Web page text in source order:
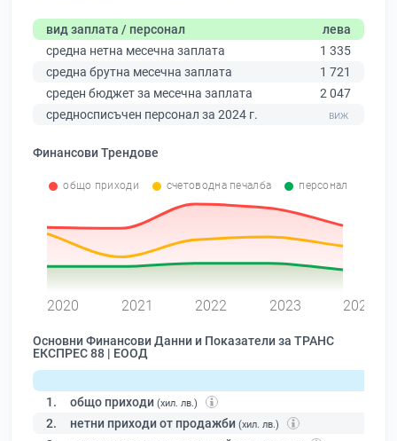
вид заплата / персонал
лева
средна нетна месечна заплата
1 335
средна брутна месечна заплата
1 721
среден бюджет за месечна заплата
2 047
средносписъчен персонал за 2024 г.
Финансови Трендове
общо приходи счетоводна печалба персонал
2020 2021 2022 2023 2024
Основни Финансови Данни и Показатели за ТРАНС
ЕКСПРЕС 88 | ЕООД
1. общо приходи (хил. лв.)
2. нетни приходи от продажби (хил. лв.)